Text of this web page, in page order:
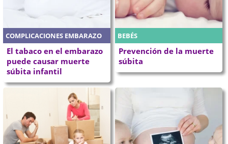
COMPLICACIONES EMBARAZO
El tabaco en el embarazo
puede causar muerte
súbita infantil
BEBÉS
Prevención de la muerte
súbita